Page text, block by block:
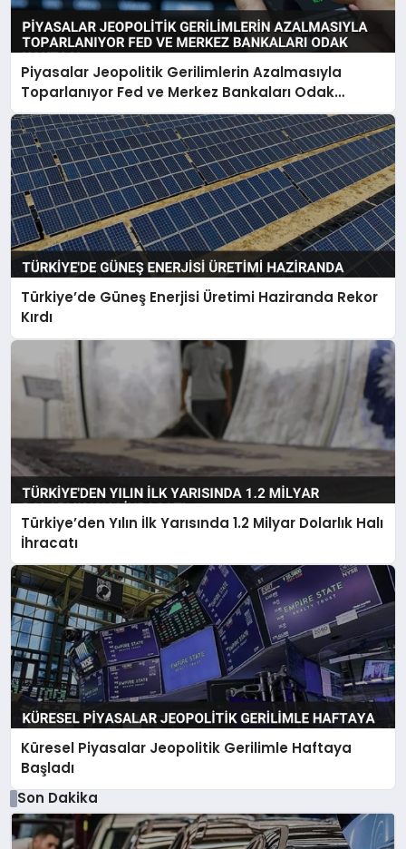
Piyasalar Jeopolitik Gerilimlerin Azalmasıyla
Toparlanıyor Fed ve Merkez Bankaları Odak
Noktası
Türkiye’de Güneş Enerjisi Üretimi Haziranda Rekor
Kırdı
Türkiye’den Yılın İlk Yarısında 1.2 Milyar Dolarlık Halı
İhracatı
Küresel Piyasalar Jeopolitik Gerilimle Haftaya
Başladı
Son Dakika